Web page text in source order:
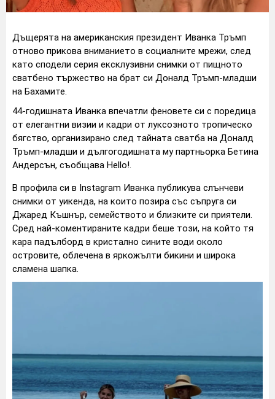
Дъщерята на американския президент Иванка Тръмп
отново прикова вниманието в социалните мрежи, след
като сподели серия ексклузивни снимки от пищното
сватбено тържество на брат си Доналд Тръмп-младши
на Бахамите.
44-годишната Иванка впечатли феновете си с поредица
от елегантни визии и кадри от луксозното тропическо
бягство, организирано след тайната сватба на Доналд
Тръмп-младши и дългогодишната му партньорка Бетина
Андерсън, съобщава Hello!.
В профила си в Instagram Иванка публикува слънчеви
снимки от уикенда, на които позира със съпруга си
Джаред Къшнър, семейството и близките си приятели.
Сред най-коментираните кадри беше този, на който тя
кара падълборд в кристално сините води около
островите, облечена в яркожълти бикини и широка
сламена шапка.